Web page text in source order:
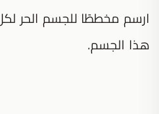
ارسم مخططًا للجسم الحر
هذا الجسم.